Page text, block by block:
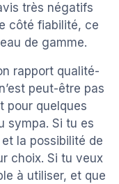
très négatifs
côté fiabilité, ce
de gamme.
rapport qualité-
peut-être pas
pour quelques
sympa. Si tu es
la possibilité de
choix. Si tu veux
à utiliser, et que